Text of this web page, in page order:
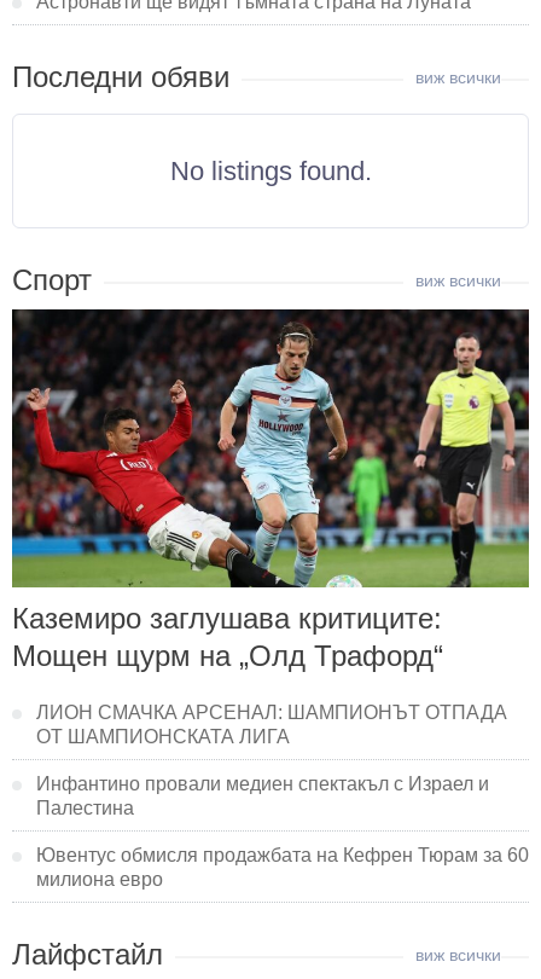
Последни обяви
No listings found.
Спорт
Каземиро заглушава критиците:
Мощен щурм на „Олд Трафорд“
ЛИОН СМАЧКА АРСЕНАЛ: ШАМПИОНЪТ ОТПАДА
ОТ ШАМПИОНСКАТА ЛИГА
Инфантино провали медиен спектакъл с Израел и
Палестина
Ювентус обмисля продажбата на Кефрен Тюрам за 60
милиона евро
Лайфстайл